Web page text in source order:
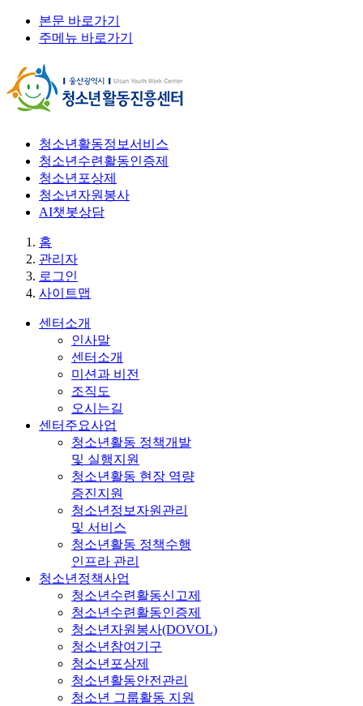
본문 바로가기
주메뉴 바로가기
청소년활동정보서비스
청소년수련활동인증제
청소년포상제
청소년자원봉사
AI챗봇상담
홈
관리자
로그인
사이트맵
센터소개
인사말
센터소개
미션과 비전
조직도
오시는길
센터주요사업
청소년활동 정책개발
및 실행지원
청소년활동 현장 역량
증진지원
청소년정보자원관리
및 서비스
청소년활동 정책수행
인프라 관리
청소년정책사업
청소년수련활동신고제
청소년수련활동인증제
청소년자원봉사(DOVOL)
청소년참여기구
청소년포상제
청소년활동안전관리
청소년 그룹활동 지원